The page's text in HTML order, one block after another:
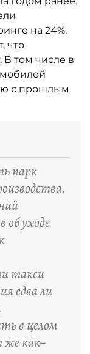
на 24%.
что
В том числе в
с прошлым
парк
уходе
такси
едва ли
в целом
же как–